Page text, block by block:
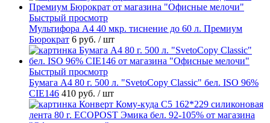
Быстрый просмотр
Мультифора А4 40 мкр. тиснение до 60 л. Премиум
Бюрократ 6 руб. / шт
Быстрый просмотр
Бумага А4 80 г. 500 л. "SvetoCopy Classic" бел. ISO 96%
CIE146 410 руб. / шт